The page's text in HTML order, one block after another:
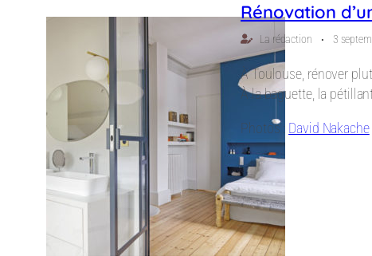
Rénovation
La rédaction ⋅ 3
À Toulouse, rénover
À la baguette, la
Photos : David Nakache